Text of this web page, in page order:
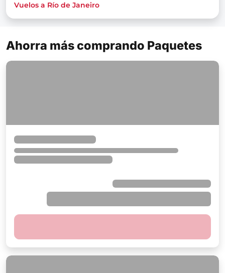
Vuelos a Río de Janeiro
Ahorra más comprando Paquetes